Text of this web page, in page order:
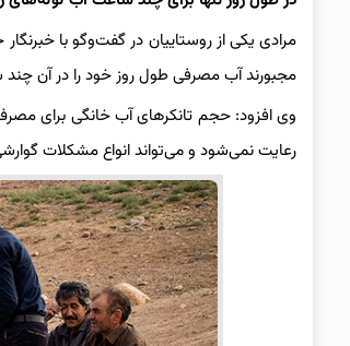
مرادی یکی از روستاییان در گفت‌وگو با
مجبورند آب مصرفی طول روز خود را در آن
وی افزود: حجم تانکرهای آب خانگی برای
رعایت نمی‌شود و می‌تواند انواع مشکلات